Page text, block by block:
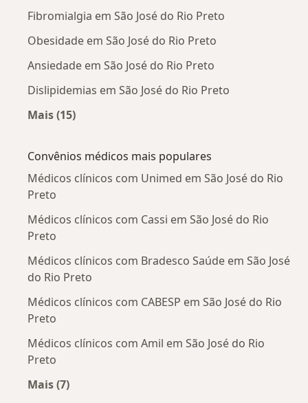
Fibromialgia em São José do Rio Preto
Obesidade em São José do Rio Preto
Ansiedade em São José do Rio Preto
Dislipidemias em São José do Rio Preto
Mais (15)
Convênios médicos mais populares
Médicos clínicos com Unimed em São José do Rio
Preto
Médicos clínicos com Cassi em São José do Rio
Preto
Médicos clínicos com Bradesco Saúde em São José
do Rio Preto
Médicos clínicos com CABESP em São José do Rio
Preto
Médicos clínicos com Amil em São José do Rio
Preto
Mais (7)